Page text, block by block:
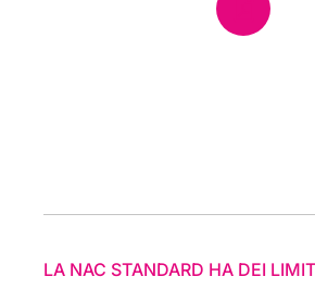
LA NAC STANDARD HA DEI